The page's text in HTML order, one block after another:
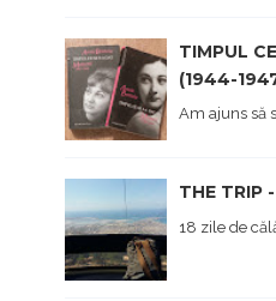
TIMPUL
(1944-
Am ajuns să
THE TRIP
18 zile de